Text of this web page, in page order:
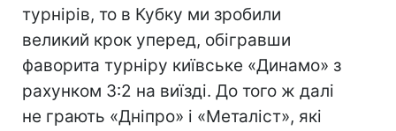
турнірів, то в Кубку ми зробили
великий крок уперед, обігравши
фаворита турніру київське «Динамо» з
рахунком 3:2 на виїзді. До того ж далі
не грають «Дніпро» і «Металіст», які